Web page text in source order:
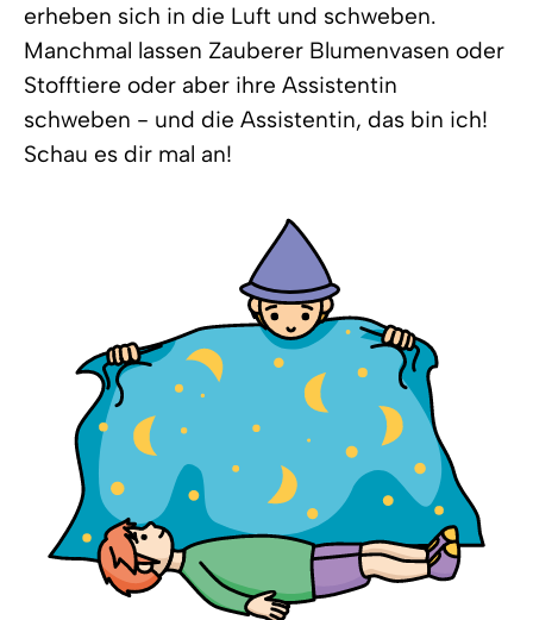
erheben sich in die Luft und schweben.
Manchmal lassen Zauberer Blumenvasen oder
Stofftiere oder aber ihre Assistentin
schweben - und die Assistentin, das bin ich!
Schau es dir mal an!